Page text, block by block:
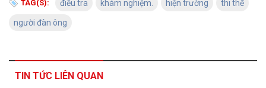
TAG(S): điều tra khám nghiệm. hiện trường thi thể
người đàn ông
TIN TỨC LIÊN QUAN